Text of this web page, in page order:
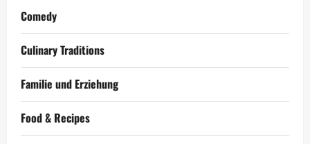
Comedy
Culinary Traditions
Familie und Erziehung
Food & Recipes